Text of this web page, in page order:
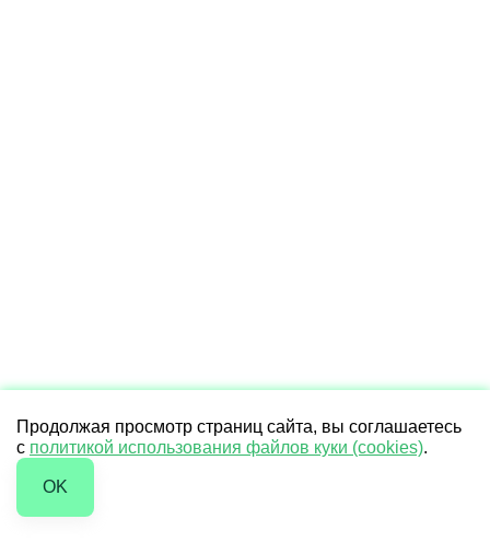
Продолжая просмотр страниц сайта, вы соглашаетесь
с политикой использования файлов куки (cookies).
OK